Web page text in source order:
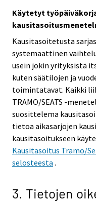
Käytetyt
Kausitasoitetusta
systemaattinen
usein jokin yrityksistä
kuten säätilojen ja
toimintatavat. Kaikki
TRAMO/SEATS -
suosittelema
tietoa aikasarjojen
kausitasoitukseen
Kausitasoitus Tramo/
selosteesta .
3. Tietojen